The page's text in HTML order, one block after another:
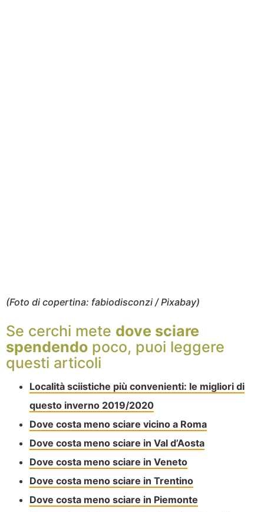
(Foto di copertina: fabiodisconzi / Pixabay)
Se cerchi mete dove sciare
spendendo poco, puoi leggere
questi articoli
Località sciistiche più convenienti: le migliori di
questo inverno 2019/2020
Dove costa meno sciare vicino a Roma
Dove costa meno sciare in Val d’Aosta
Dove costa meno sciare in Veneto
Dove costa meno sciare in Trentino
Dove costa meno sciare in Piemonte